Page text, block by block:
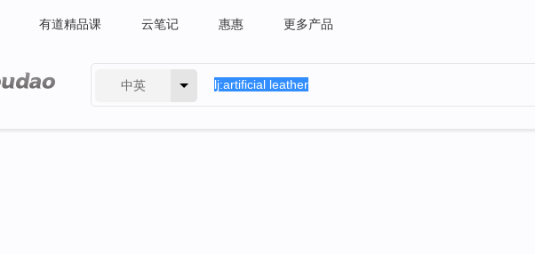
有道精品课 云笔记 惠惠 更多产品
中英